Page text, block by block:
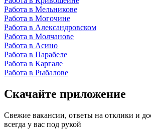
Работа в Мельникове
Работа в Могочине
Работа в Александровском
Работа в Молчанове
Работа в Асино
Работа в Парабеле
Работа в Каргале
Работа в Рыбалове
Скачайте приложение
Свежие вакансии, ответы на отклики и
всегда у вас под рукой